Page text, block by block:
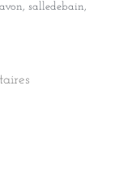
, salledebain,